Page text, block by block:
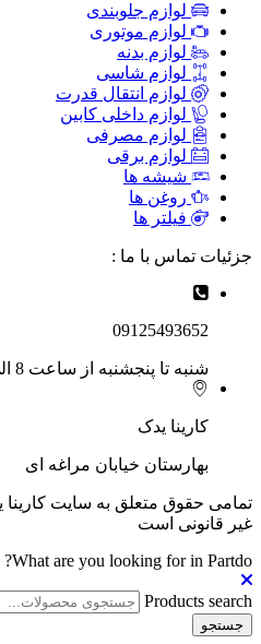
لوازم جلوبندی
لوازم موتوری
لوازم بدنه
لوازم شاسی
لوازم انتقال قدرت
لوازم داخلی کابین
لوازم مصرفی
لوازم برقی
شیشه ها
روغن ها
فیلتر ها
جزئیات تماس با ما :
09125493652
شنبه تا پنجشنبه از ساعت 8 الی 18
کارینا یدک
بهارستان خیابان مراغه ای
تمامی حقوق متعلق به سایت کارینا
غیر قانونی است
What are you looking for in Partdo?
Products search
جستجو